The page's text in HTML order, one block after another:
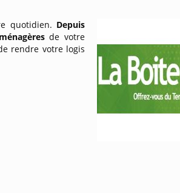
quotidien. Depuis
de votre
rendre votre logis